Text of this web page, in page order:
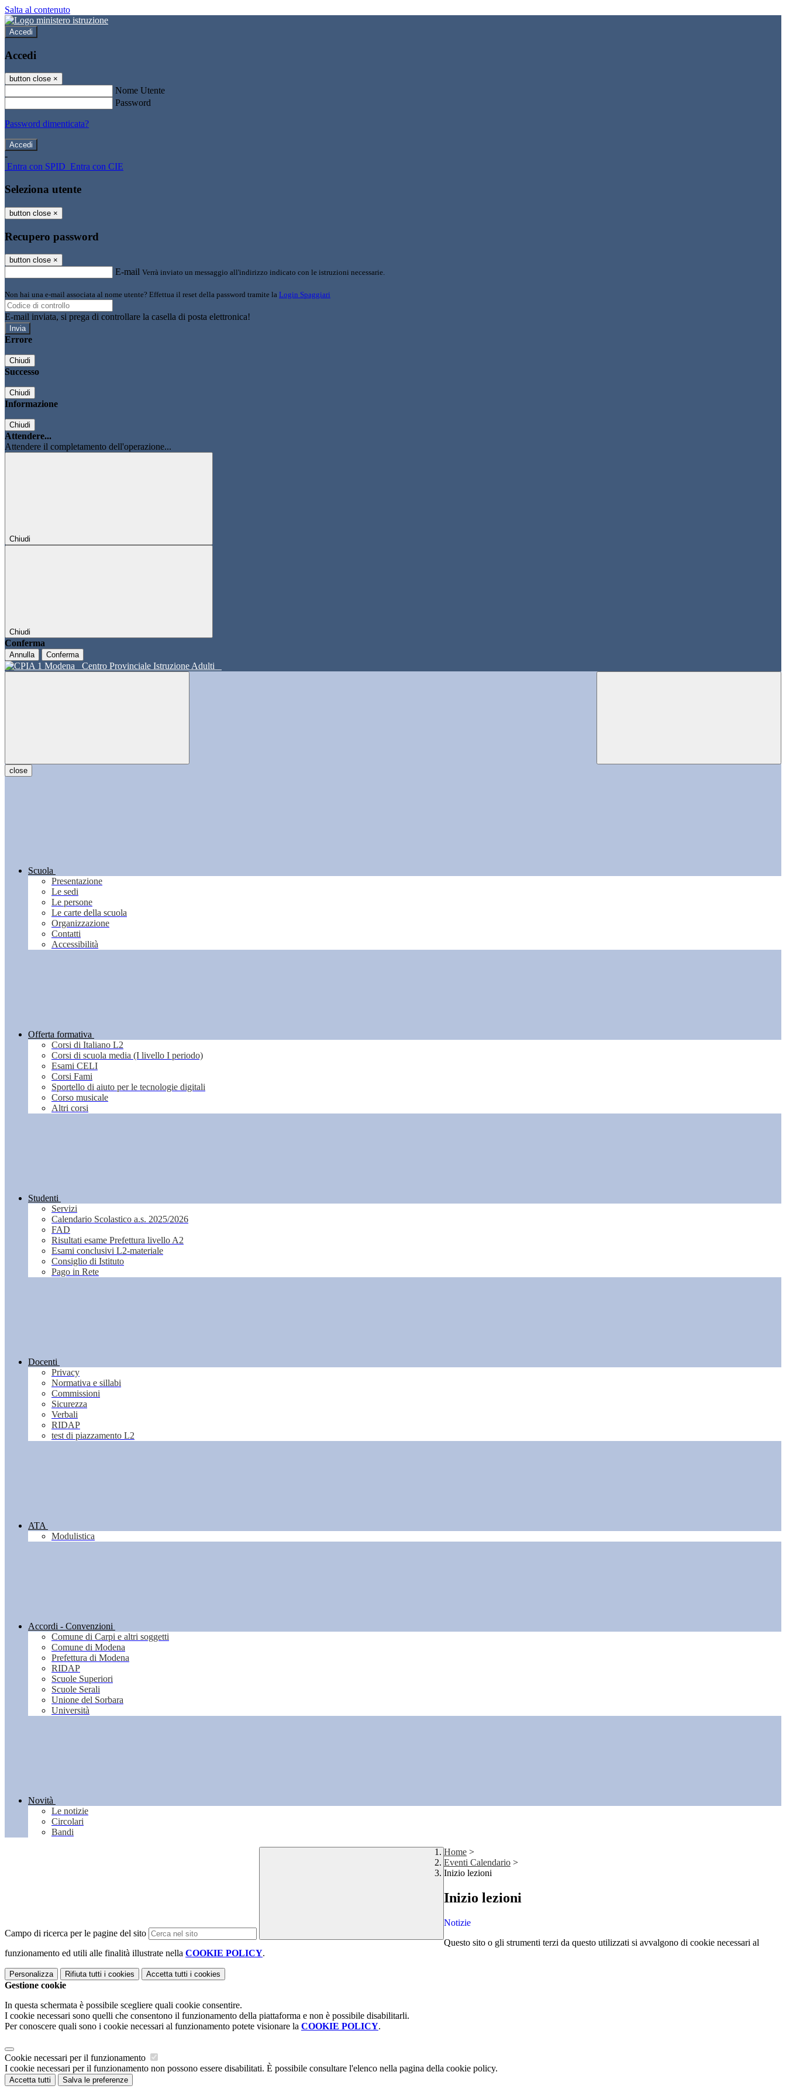
Salta al contenuto
Accedi
Accedi
button close ×
Nome Utente
Password
Password dimenticata?
-
Entra con SPID Entra con CIE
Seleziona utente
button close ×
Recupero password
button close ×
E-mail Verrà inviato un messaggio all'indirizzo indicato con le istruzioni necessarie.
Non hai una e-mail associata al nome utente? Effettua il reset della password tramite la Login Spaggiari
E-mail inviata, si prega di controllare la casella di posta elettronica!
Errore
Chiudi
Successo
Chiudi
Informazione
Chiudi
Attendere...
Attendere il completamento dell'operazione...
Chiudi
Chiudi
Conferma
Annulla Conferma
Centro Provinciale Istruzione Adulti
close
Scuola
Presentazione
Le sedi
Le persone
Le carte della scuola
Organizzazione
Contatti
Accessibilità
Offerta formativa
Corsi di Italiano L2
Corsi di scuola media (I livello I periodo)
Esami CELI
Corsi Fami
Sportello di aiuto per le tecnologie digitali
Corso musicale
Altri corsi
Studenti
Servizi
Calendario Scolastico a.s. 2025/2026
FAD
Risultati esame Prefettura livello A2
Esami conclusivi L2-materiale
Consiglio di Istituto
Pago in Rete
Docenti
Privacy
Normativa e sillabi
Commissioni
Sicurezza
Verbali
RIDAP
test di piazzamento L2
ATA
Modulistica
Accordi - Convenzioni
Comune di Carpi e altri soggetti
Comune di Modena
Prefettura di Modena
RIDAP
Scuole Superiori
Scuole Serali
Unione del Sorbara
Università
Novità
Le notizie
Circolari
Bandi
Campo di ricerca per le pagine del sito
Home >
Eventi Calendario >
Inizio lezioni
Inizio lezioni
Notizie
Questo sito o gli strumenti terzi da questo utilizzati si avvalgono di cookie necessari al
funzionamento ed utili alle finalità illustrate nella COOKIE POLICY.
Personalizza Rifiuta tutti i cookies Accetta tutti i cookies
Gestione cookie
In questa schermata è possibile scegliere quali cookie consentire.
I cookie necessari sono quelli che consentono il funzionamento della piattaforma e non è possibile disabilitarli.
Per conoscere quali sono i cookie necessari al funzionamento potete visionare la COOKIE POLICY.
Cookie necessari per il funzionamento
I cookie necessari per il funzionamento non possono essere disabilitati. È possibile consultare l'elenco nella pagina della cookie policy.
Accetta tutti Salva le preferenze